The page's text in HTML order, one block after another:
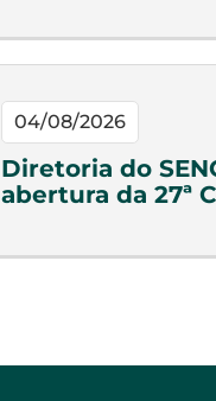
04/08/2026
Diretoria do
abertura da 27ª